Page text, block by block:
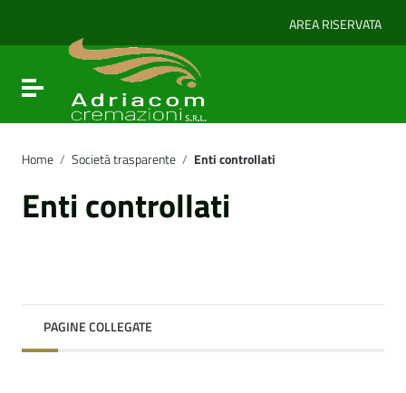
Vai al footer
AREA RISERVATA
Attiva / disattiva la navigazione
Home / Società trasparente / Enti controllati
Enti controllati
PAGINE COLLEGATE